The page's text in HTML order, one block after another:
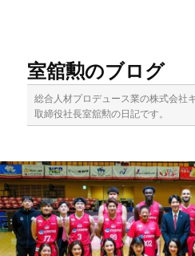
移
動
室舘勲のブログ
総合人材プロデュース業の株式会社
取締役社長室舘勲の日記です。